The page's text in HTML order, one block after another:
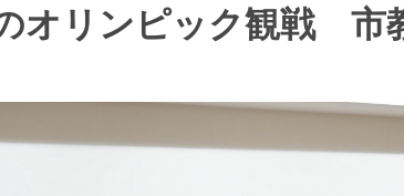
オリンピック観戦 市